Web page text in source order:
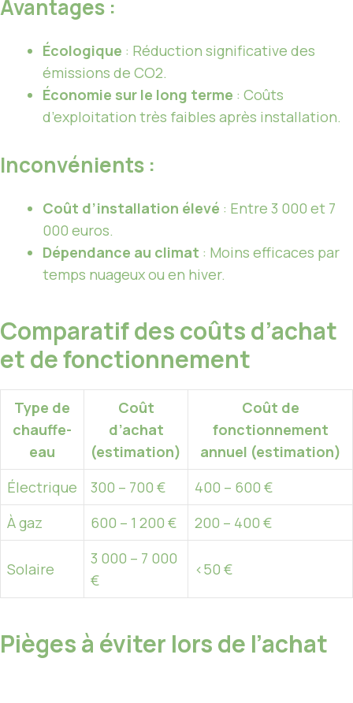
Avantages :
Écologique : Réduction significative des
émissions de CO2.
Économie sur le long terme : Coûts
d’exploitation très faibles après installation.
Inconvénients :
Coût d’installation élevé : Entre 3 000 et 7
000 euros.
Dépendance au climat : Moins efficaces par
temps nuageux ou en hiver.
Comparatif des coûts d’achat
et de fonctionnement
Type de
chauffe-
eau
Coût
d’achat
(estimation)
Coût de
fonctionnement
annuel (estimation)
Électrique
300 – 700 €
400 – 600 €
À gaz
600 – 1 200 € 200 – 400 €
Solaire
3 000 – 7 000
€
<50 €
Pièges à éviter lors de l’achat